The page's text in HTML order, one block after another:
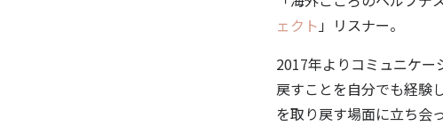
ェクト 」リスナー。
2017年よりコミュニケー
戻すことを自分でも経験
を取り戻す場面に立ち会